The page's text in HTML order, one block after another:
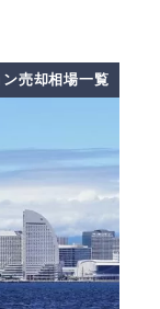
ン売却相場一覧